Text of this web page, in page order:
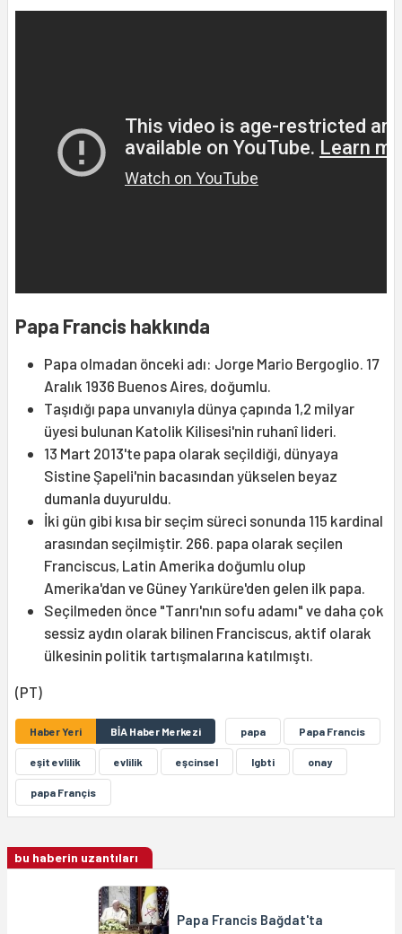
Papa Francis hakkında
Papa olmadan önceki adı: Jorge Mario Bergoglio. 17
Aralık 1936 Buenos Aires, doğumlu.
Taşıdığı papa unvanıyla dünya çapında 1,2 milyar
üyesi bulunan Katolik Kilisesi'nin ruhanî lideri.
13 Mart 2013'te papa olarak seçildiği, dünyaya
Sistine Şapeli'nin bacasından yükselen beyaz
dumanla duyuruldu.
İki gün gibi kısa bir seçim süreci sonunda 115 kardinal
arasından seçilmiştir. 266. papa olarak seçilen
Franciscus, Latin Amerika doğumlu olup
Amerika'dan ve Güney Yarıküre'den gelen ilk papa.
Seçilmeden önce "Tanrı'nın sofu adamı" ve daha çok
sessiz aydın olarak bilinen Franciscus, aktif olarak
ülkesinin politik tartışmalarına katılmıştı.
(PT)
Haber Yeri BİA Haber Merkezi papa Papa Francis
eşit evlilik evlilik eşcinsel lgbti onay
papa Françis
bu haberin uzantıları
Papa Francis Bağdat'ta